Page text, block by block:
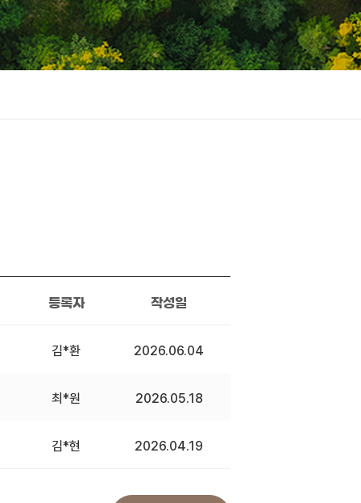
등록자 작성일
김*환 2026.06.04
최*원 2026.05.18
김*현 2026.04.19